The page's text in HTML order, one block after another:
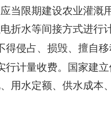
当限期建设农业灌溉
折水等间接方式进行计
得侵占、损毁、擅自
计量收费。国家建
用水定额、供水成本